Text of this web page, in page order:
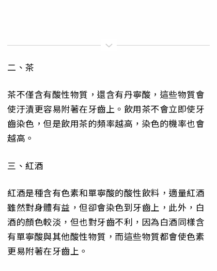
二、茶
茶不僅含有酸性物質，還含有丹寧酸，這些物質會
使汙漬更容易附著在牙齒上。飲用茶不會立即使牙
齒染色，但是飲用茶的頻率越高，染色的機率也會
越高。
三、紅酒
紅酒是種含有色素和單寧酸的酸性飲料，適量紅酒
雖然對身體有益，但卻會染色到牙齒上，此外，白
酒的顏色較淡，但也對牙齒不利，因為白酒同樣含
有單寧酸與其他酸性物質，而這些物質都會使色素
更易附著在牙齒上。